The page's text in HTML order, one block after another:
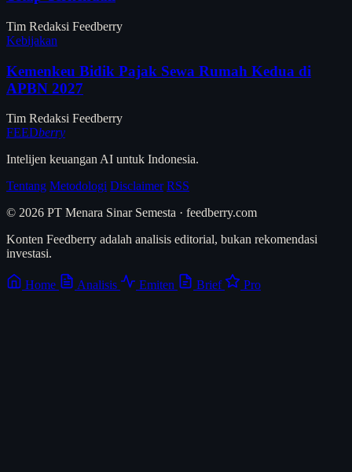
Tim Redaksi Feedberry
Kebijakan
Kemenkeu Bidik Pajak Sewa Rumah Kedua di
APBN 2027
Tim Redaksi Feedberry
FEEDberry
Intelijen keuangan AI untuk Indonesia.
Tentang Metodologi Disclaimer RSS
© 2026 PT Menara Sinar Semesta · feedberry.com
Konten Feedberry adalah analisis editorial, bukan rekomendasi
investasi.
Home Analisis Emiten Brief Pro